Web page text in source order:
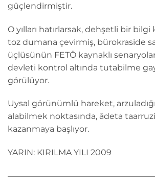
güçlendirmiştir.
O yılları hatırlarsak, dehşetli bir bilgi
toz dumana çevirmiş, bürokraside
üçlüsünün FETÖ kaynaklı
devleti kontrol altında tutabilme
görülüyor.
Uysal görünümlü hareket,
alabilmek noktasında, âdeta
kazanmaya başlıyor.
YARIN: KIRILMA YILI 2009